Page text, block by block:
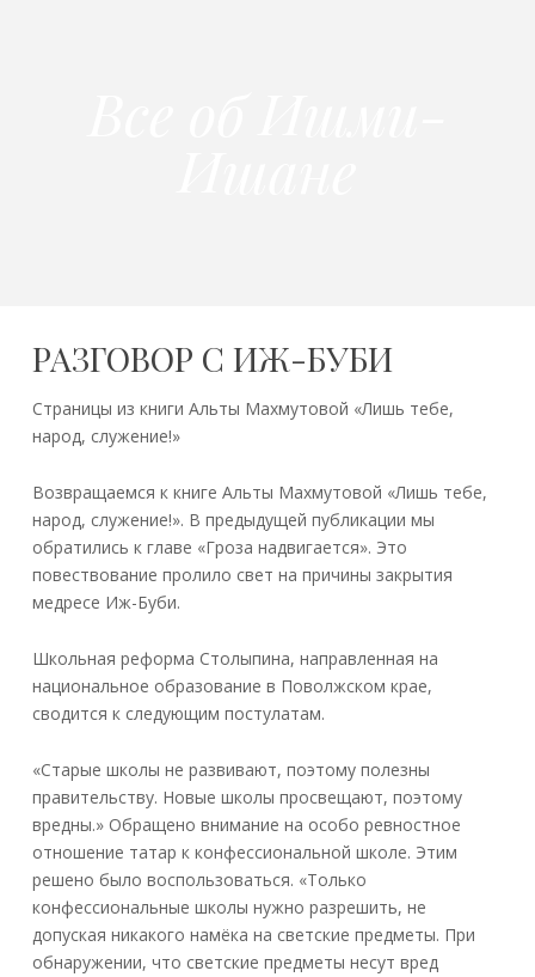
РАЗГОВОР С ИЖ-БУБИ
Страницы из книги Альты Махмутовой «Лишь тебе,
народ, служение!»
Возвращаемся к книге Альты Махмутовой «Лишь тебе,
народ, служение!». В предыдущей публикации мы
обратились к главе «Гроза надвигается». Это
повествование пролило свет на причины закрытия
медресе Иж-Буби.
Школьная реформа Столыпина, направленная на
национальное образование в Поволжском крае,
сводится к следующим постулатам.
«Старые школы не развивают, поэтому полезны
правительству. Новые школы просвещают, поэтому
вредны.» Обращено внимание на особо ревностное
отношение татар к конфессиональной школе. Этим
решено было воспользоваться. «Только
конфессиональные школы нужно разрешить, не
допуская никакого намёка на светские предметы. При
обнаружении, что светские предметы несут вред